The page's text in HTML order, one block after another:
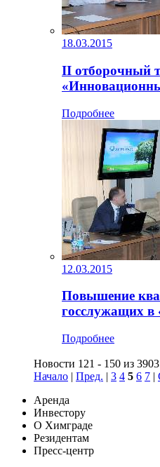
18.03.2015
II отборочный
Подробнее
12.03.2015
Повышение
госслужащих в
Подробнее
Новости 121 - 150 из 3903
Начало | Пред. | 3 4 5 6 7 |
Аренда
Инвестору
О Химграде
Резидентам
Пресс-центр